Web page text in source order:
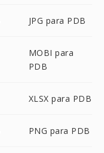
JPG para PDB
MOBI para
PDB
XLSX para PDB
PNG para PDB